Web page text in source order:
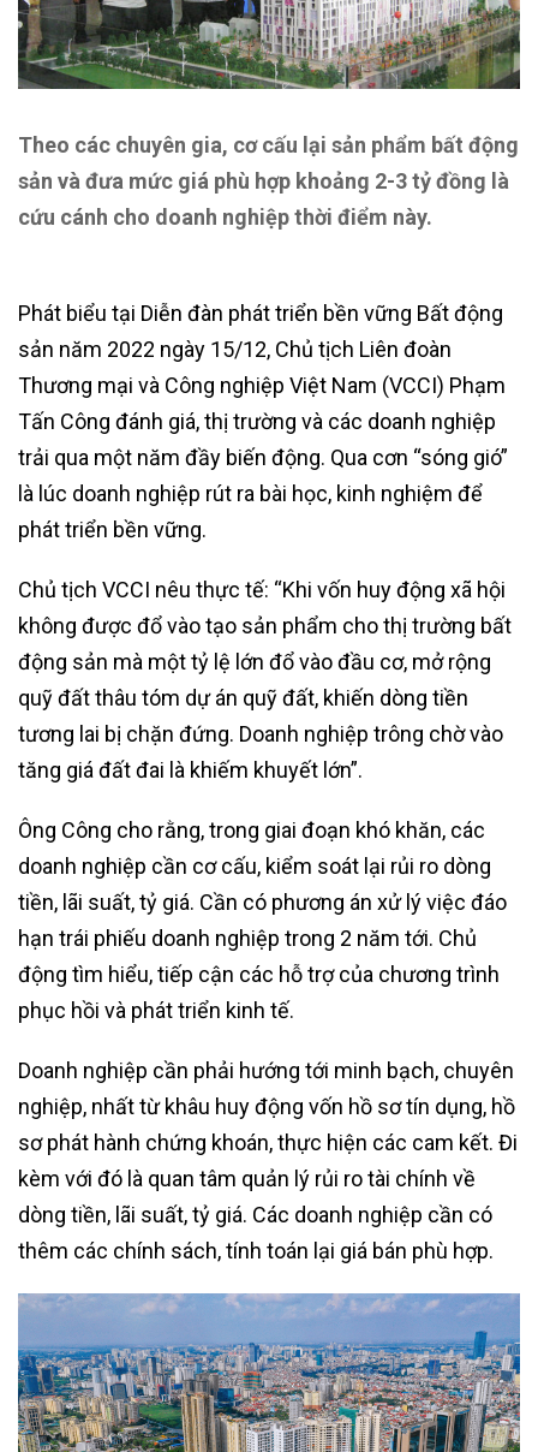
Theo các chuyên gia, cơ cấu lại sản phẩm bất động
sản và đưa mức giá phù hợp khoảng 2-3 tỷ đồng là
cứu cánh cho doanh nghiệp thời điểm này.
Phát biểu tại Diễn đàn phát triển bền vững Bất động
sản năm 2022 ngày 15/12, Chủ tịch Liên đoàn
Thương mại và Công nghiệp Việt Nam (VCCI) Phạm
Tấn Công đánh giá, thị trường và các doanh nghiệp
trải qua một năm đầy biến động. Qua cơn “sóng gió”
là lúc doanh nghiệp rút ra bài học, kinh nghiệm để
phát triển bền vững.
Chủ tịch VCCI nêu thực tế: “Khi vốn huy động xã hội
không được đổ vào tạo sản phẩm cho thị trường bất
động sản mà một tỷ lệ lớn đổ vào đầu cơ, mở rộng
quỹ đất thâu tóm dự án quỹ đất, khiến dòng tiền
tương lai bị chặn đứng. Doanh nghiệp trông chờ vào
tăng giá đất đai là khiếm khuyết lớn”.
Ông Công cho rằng, trong giai đoạn khó khăn, các
doanh nghiệp cần cơ cấu, kiểm soát lại rủi ro dòng
tiền, lãi suất, tỷ giá. Cần có phương án xử lý việc đáo
hạn trái phiếu doanh nghiệp trong 2 năm tới. Chủ
động tìm hiểu, tiếp cận các hỗ trợ của chương trình
phục hồi và phát triển kinh tế.
Doanh nghiệp cần phải hướng tới minh bạch, chuyên
nghiệp, nhất từ khâu huy động vốn hồ sơ tín dụng, hồ
sơ phát hành chứng khoán, thực hiện các cam kết. Đi
kèm với đó là quan tâm quản lý rủi ro tài chính về
dòng tiền, lãi suất, tỷ giá. Các doanh nghiệp cần có
thêm các chính sách, tính toán lại giá bán phù hợp.